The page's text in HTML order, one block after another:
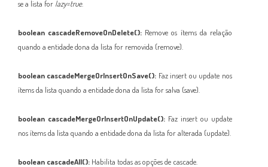
se a lista for lazy=true.
boolean cascadeRemoveOnDelete(): Remove os ítems da relação
quando a entidade dona da lista for removida (remove).
boolean cascadeMergeOrInsertOnSave(): Faz insert ou update nos
ítems da lista quando a entidade dona da lista for salva (save).
boolean cascadeMergeOrInsertOnUpdate(): Faz insert ou update
nos ítems da lista quando a entidade dona da lista for alterada (update).
boolean cascadeAll(): Habilita todas as opções de cascade.